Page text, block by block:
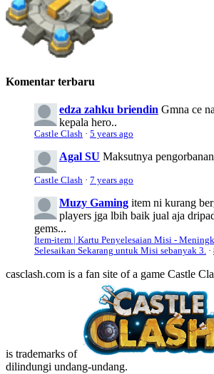
Komentar terbaru
edza zahku briendin Gmna ce
kepala hero..
Castle Clash · 5 years ago
Agal SU Maksutnya
Castle Clash · 7 years ago
Muzy Gaming item ni kurang
players jga lbih baik jual aja
gems...
Item-item | Kartu Penyelesaian Misi -
Selesaikan Sekarang untuk Misi sebanyak 3. ·
casclash.com is a fan site of a game Castle
is trademarks of
dilindungi undang-undang.